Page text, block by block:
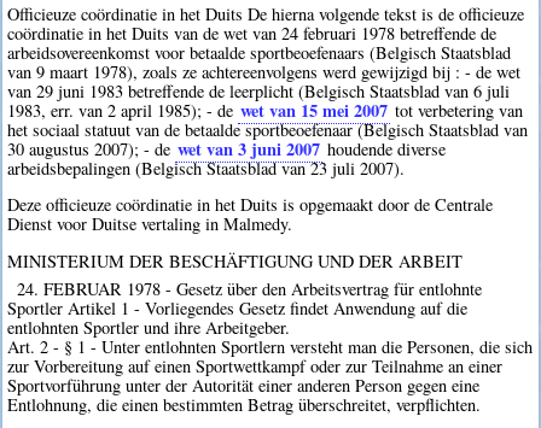
Officieuze coördinatie in het Duits De hierna volgende tekst is de officieuze
coördinatie in het Duits van de wet van 24 februari 1978 betreffende de
arbeidsovereenkomst voor betaalde sportbeoefenaars (Belgisch Staatsblad
van 9 maart 1978), zoals ze achtereenvolgens werd gewijzigd bij : - de wet
van 29 juni 1983 betreffende de leerplicht (Belgisch Staatsblad van 6 juli
1983, err. van 2 april 1985); - de wet van 15 mei 2007 tot verbetering van
het sociaal statuut van de betaalde sportbeoefenaar (Belgisch Staatsblad van
30 augustus 2007); - de wet van 3 juni 2007 houdende diverse
arbeidsbepalingen (Belgisch Staatsblad van 23 juli 2007).
Deze officieuze coördinatie in het Duits is opgemaakt door de Centrale
Dienst voor Duitse vertaling in Malmedy.
MINISTERIUM DER BESCHÄFTIGUNG UND DER ARBEIT
24. FEBRUAR 1978 - Gesetz über den Arbeitsvertrag für entlohnte
Sportler Artikel 1 - Vorliegendes Gesetz findet Anwendung auf die
entlohnten Sportler und ihre Arbeitgeber.
Art. 2 - § 1 - Unter entlohnten Sportlern versteht man die Personen, die sich
zur Vorbereitung auf einen Sportwettkampf oder zur Teilnahme an einer
Sportvorführung unter der Autorität einer anderen Person gegen eine
Entlohnung, die einen bestimmten Betrag überschreitet, verpflichten.